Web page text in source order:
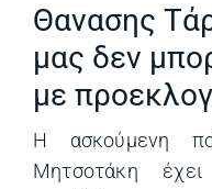
Θανασης
μας δεν
με
Η ασκούμενη
Μητσοτάκη